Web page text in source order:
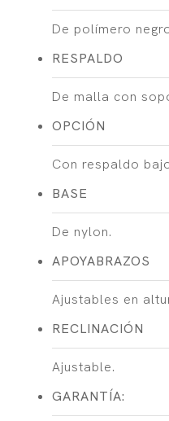
De polímero
RESPALDO
De malla con
OPCIÓN
Con respaldo
BASE
De nylon.
APOYABRAZOS
Ajustables en
RECLINACIÓN
Ajustable.
GARANTÍA: